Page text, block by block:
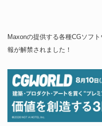
Maxonの提供する各種CGソフ
報が解禁されました！